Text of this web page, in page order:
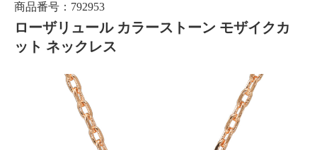
商品番号：792953
ローザリュール カラーストーン モザイクカ
ット ネックレス